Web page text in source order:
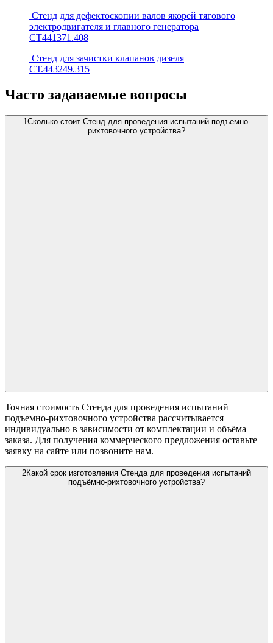
Стенд для дефектоскопии валов якорей тягового
электродвигателя и главного генератора
СТ441371.408
Стенд для зачистки клапанов дизеля
СТ.443249.315
Часто задаваемые вопросы
1Сколько стоит Стенд для проведения испытаний подъемно-
рихтовочного устройства?
Точная стоимость Стенда для проведения испытаний
подъемно-рихтовочного устройства рассчитывается
индивидуально в зависимости от комплектации и объёма
заказа. Для получения коммерческого предложения оставьте
заявку на сайте или позвоните нам.
2Какой срок изготовления Стенда для проведения испытаний
подъёмно-рихтовочного устройства?